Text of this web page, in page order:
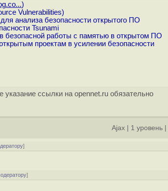
)
Vulnerabilities)
анализа безопасности открытого ПО
Tsunami
безопасной работы с памятью в открытом ПО
проектам в усилении безопасности
указание ссылки на opennet.ru обязательно
Ajax 1 уровень
]
]